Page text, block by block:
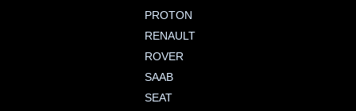
PROTON
RENAULT
ROVER
SAAB
SEAT